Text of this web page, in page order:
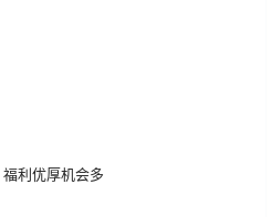
利优厚机会多